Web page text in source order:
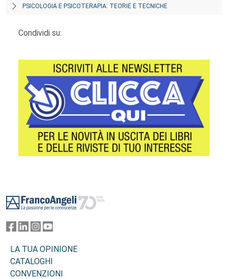
PSICOLOGIA E PSICOTERAPIA: TEORIE E TECNICHE
Condividi su:
LA TUA OPINIONE
CATALOGHI
CONVENZIONI